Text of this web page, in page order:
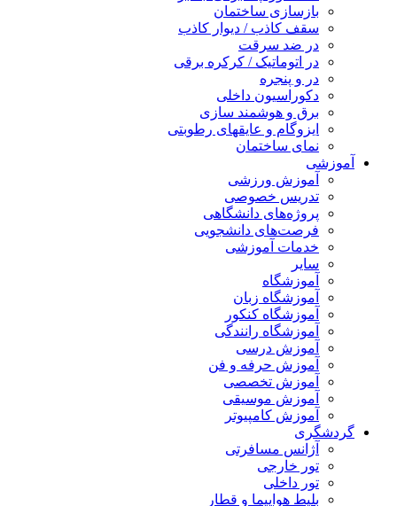
بازسازی ساختمان
سقف کاذب / دیوار کاذب
در ضد سرقت
در اتوماتیک / کرکره برقی
در و پنجره
دکوراسیون داخلی
برق و هوشمند سازی
ایزوگام و عایقهای رطوبتی
نمای ساختمان
آموزشی
آموزش ورزشی
تدریس خصوصی
پروژه‌های دانشگاهی
فرصت‌های دانشجویی
خدمات آموزشی
سایر
آموزشگاه
آموزشگاه زبان
آموزشگاه کنکور
آموزشگاه رانندگی
آموزش درسی
آموزش حرفه و فن
آموزش تخصصی
آموزش موسیقی
آموزش کامپیوتر
گردشگری
آژانس مسافرتی
تور خارجی
تور داخلی
بلیط هواپیما و قطار